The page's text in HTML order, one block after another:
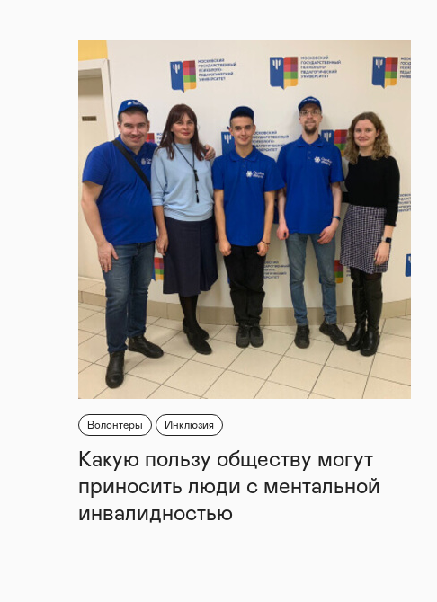
Волонтеры Инклюзия
Какую пользу обществу могут
приносить люди с ментальной
инвалидностью